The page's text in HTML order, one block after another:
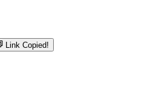
Link Copied!